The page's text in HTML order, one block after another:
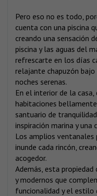
Pero eso no es todo,
cuenta con una piscina
creando una sensación
piscina y las aguas del
refrescarte en los días
relajante chapuzón
noches serenas.
En el interior de la
habitaciones bellamente
santuario de
inspiración marina y
Los amplios
inunde cada rincón,
acogedor.
Además, esta
y modernos que
funcionalidad y el estilo